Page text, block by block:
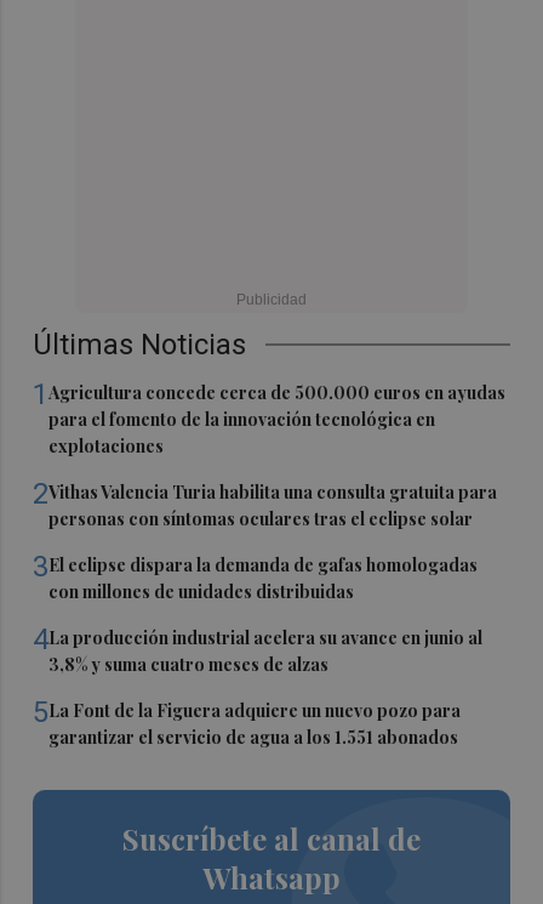
Últimas Noticias
1Agricultura concede cerca de 500.000 euros en ayudas
para el fomento de la innovación tecnológica en
explotaciones
2Vithas Valencia Turia habilita una consulta gratuita para
personas con síntomas oculares tras el eclipse solar
3El eclipse dispara la demanda de gafas homologadas
con millones de unidades distribuidas
4La producción industrial acelera su avance en junio al
3,8% y suma cuatro meses de alzas
5La Font de la Figuera adquiere un nuevo pozo para
garantizar el servicio de agua a los 1.551 abonados
Suscríbete al canal de
Whatsapp